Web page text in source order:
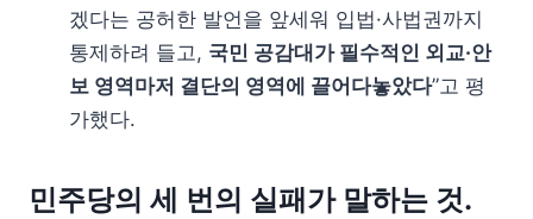
겠다는 공허한 발언을 앞세워 입법·사법권까지
통제하려 들고, 국민 공감대가 필수적인 외교·안
보 영역마저 결단의 영역에 끌어다놓았다”고 평
가했다.
민주당의 세 번의 실패가 말하는 것.